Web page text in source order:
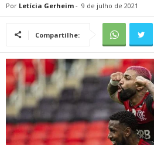
Por Letícia Gerheim - 9 de julho de 2021
Compartilhe: